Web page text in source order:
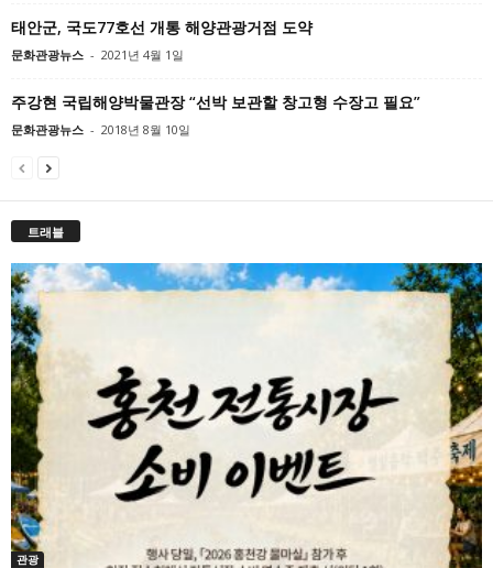
태안군, 국도77호선 개통 해양관광거점 도약
문화관광뉴스 - 2021년 4월 1일
주강현 국립해양박물관장 “선박 보관할 창고형 수장고 필요”
문화관광뉴스 - 2018년 8월 10일
트래블
관광